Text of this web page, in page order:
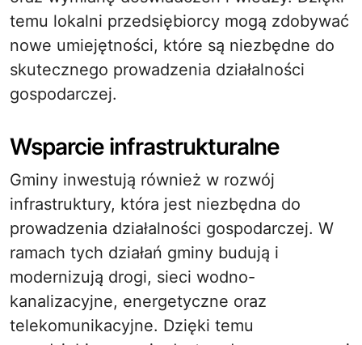
temu lokalni przedsiębiorcy mogą zdobywać
nowe umiejętności, które są niezbędne do
skutecznego prowadzenia działalności
gospodarczej.
Wsparcie infrastrukturalne
Gminy inwestują również w rozwój
infrastruktury, która jest niezbędna do
prowadzenia działalności gospodarczej. W
ramach tych działań gminy budują i
modernizują drogi, sieci wodno-
kanalizacyjne, energetyczne oraz
telekomunikacyjne. Dzięki temu